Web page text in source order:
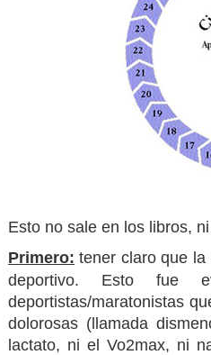
Esto no sale en los libros,
Primero: tener claro que la
deportivo. Esto fue
deportistas/maratonistas
dolorosas (llamada
lactato, ni el Vo2max, ni